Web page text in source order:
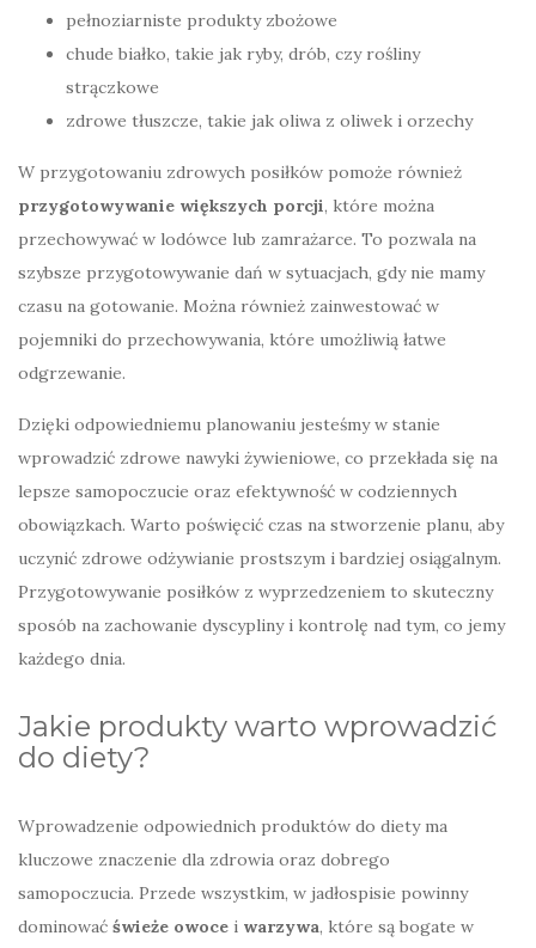
pełnoziarniste produkty zbożowe
chude białko, takie jak ryby, drób, czy rośliny
strączkowe
zdrowe tłuszcze, takie jak oliwa z oliwek i orzechy
W przygotowaniu zdrowych posiłków pomoże również
przygotowywanie większych porcji, które można
przechowywać w lodówce lub zamrażarce. To pozwala na
szybsze przygotowywanie dań w sytuacjach, gdy nie mamy
czasu na gotowanie. Można również zainwestować w
pojemniki do przechowywania, które umożliwią łatwe
odgrzewanie.
Dzięki odpowiedniemu planowaniu jesteśmy w stanie
wprowadzić zdrowe nawyki żywieniowe, co przekłada się na
lepsze samopoczucie oraz efektywność w codziennych
obowiązkach. Warto poświęcić czas na stworzenie planu, aby
uczynić zdrowe odżywianie prostszym i bardziej osiągalnym.
Przygotowywanie posiłków z wyprzedzeniem to skuteczny
sposób na zachowanie dyscypliny i kontrolę nad tym, co jemy
każdego dnia.
Jakie produkty warto wprowadzić
do diety?
Wprowadzenie odpowiednich produktów do diety ma
kluczowe znaczenie dla zdrowia oraz dobrego
samopoczucia. Przede wszystkim, w jadłospisie powinny
dominować świeże owoce i warzywa, które są bogate w